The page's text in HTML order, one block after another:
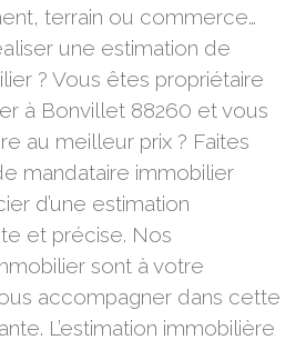
terrain ou commerce…
une estimation de
? Vous êtes propriétaire
à Bonvillet 88260 et vous
au meilleur prix ? Faites
mandataire immobilier
d’une estimation
et précise. Nos
sont à votre
accompagner dans cette
L’estimation immobilière